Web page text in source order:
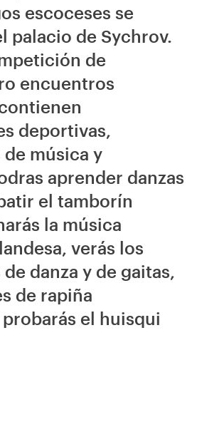
escoceses se
palacio de Sychrov.
de
encuentros
deportivas,
música y
aprender danzas
el tamborín
la música
verás los
danza y de gaitas,
de rapiña
el huisqui